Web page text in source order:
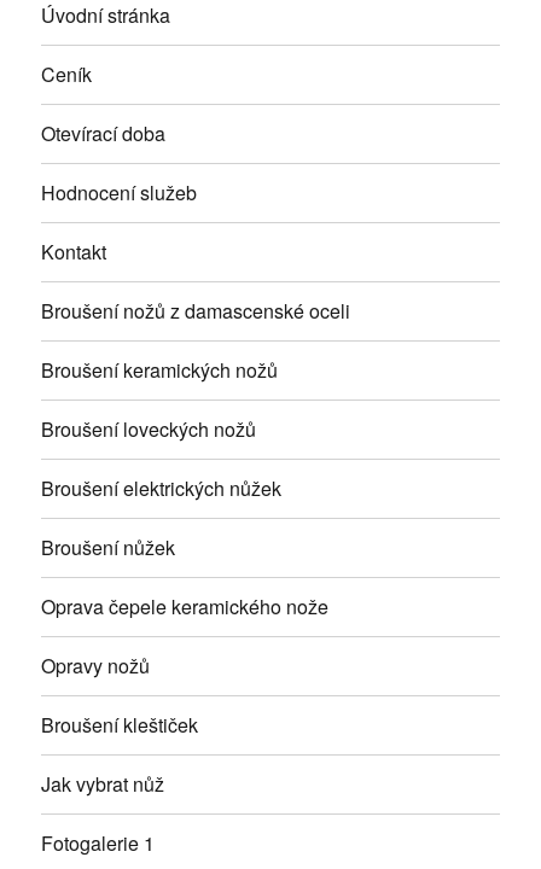
Úvodní stránka
Ceník
Otevírací doba
Hodnocení služeb
Kontakt
Broušení nožů z damascenské oceli
Broušení keramických nožů
Broušení loveckých nožů
Broušení elektrických nůžek
Broušení nůžek
Oprava čepele keramického nože
Opravy nožů
Broušení kleštiček
Jak vybrat nůž
Fotogalerie 1